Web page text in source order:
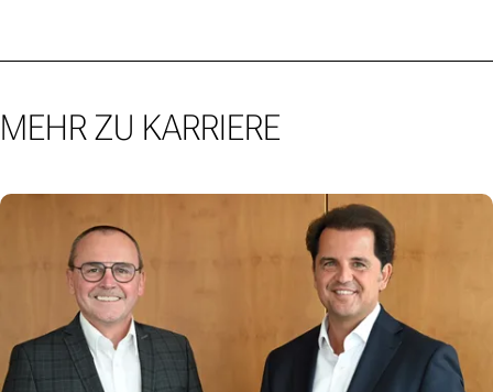
MEHR ZU KARRIERE